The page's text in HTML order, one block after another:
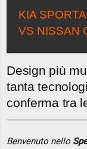
KIA
VS NISSAN
Design più
tanta
conferma tra
Benvenuto nello